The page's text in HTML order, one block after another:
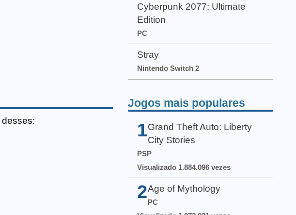
Cyberpunk 2077: Ultimate
Edition
PC
Stray
Nintendo Switch 2
Jogos mais populares
1 Grand Theft Auto: Liberty
City Stories
PSP
Visualizado 1.884.096 vezes
2Age of Mythology
PC